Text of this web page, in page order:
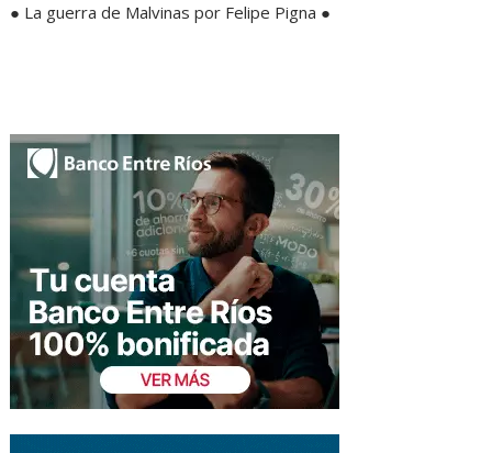
● La guerra de Malvinas por Felipe Pigna ●